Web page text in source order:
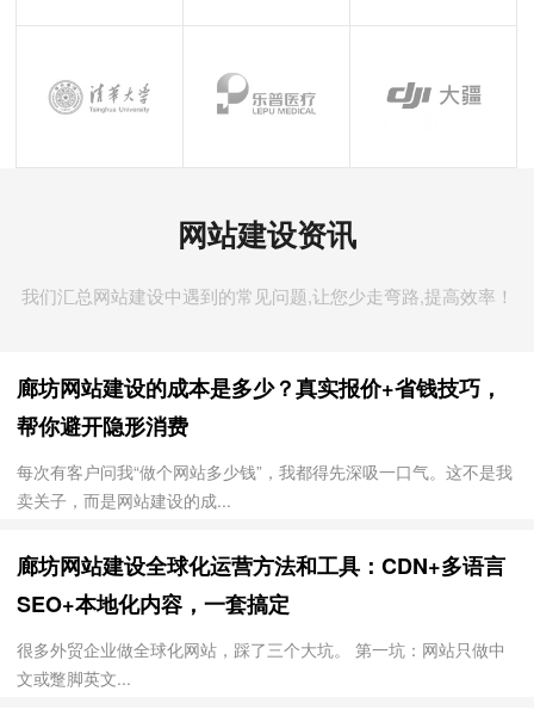
网站建设资讯
我们汇总网站建设中遇到的常见问题,让您少走弯路,提高效率！
廊坊网站建设的成本是多少？真实报价+省钱技巧，
帮你避开隐形消费
每次有客户问我“做个网站多少钱”，我都得先深吸一口气。这不是我
卖关子，而是网站建设的成...
廊坊网站建设全球化运营方法和工具：CDN+多语言
SEO+本地化内容，一套搞定
很多外贸企业做全球化网站，踩了三个大坑。 第一坑：网站只做中
文或蹩脚英文...